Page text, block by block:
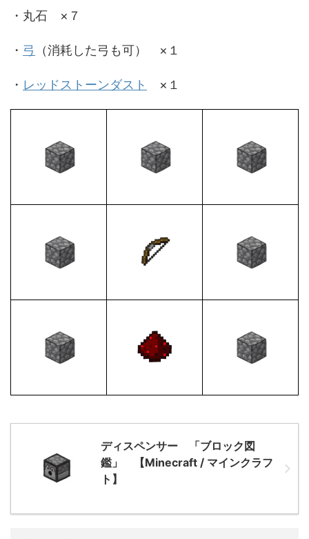
・丸石 ×７
・ 弓 （消耗した弓も可） ×１
・ レッドストーンダスト ×１
ディスペンサー 「ブロック図
鑑」 【Minecraft / マインクラフ
ト】